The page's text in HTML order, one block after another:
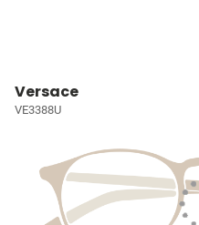
Versace
VE3388U